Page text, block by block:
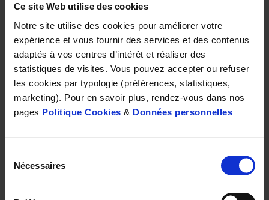
Ce site Web utilise des cookies
Notre site utilise des cookies pour améliorer votre
expérience et vous fournir des services et des contenus
adaptés à vos centres d’intérêt et réaliser des
statistiques de visites. Vous pouvez accepter ou refuser
les cookies par typologie (préférences, statistiques,
marketing). Pour en savoir plus, rendez-vous dans nos
pages Politique Cookies & Données personnelles
Nécessaires
– Quels sont les signes qui doivent alerter ?
B. V. :Le premier signe d’alerte est une douleur qui perdure
dans l’oreille et qui doit impérativement amener à
consulter un ORL. Ensuite, suivant la localisation de la
s’agit du conduit auditif, surdité ou bourdonnement
d’oreille si la tumeur touche l’oreille moyenne, voire vertige
ou paralysie faciale si elle atteint l’oreille interne et le nerf